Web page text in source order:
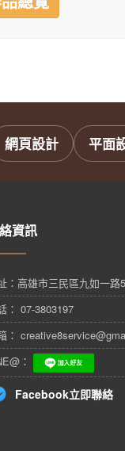
網頁設計 平面
資訊
： 高雄市三民區九如一路
： 07-3803197
：
：
Facebook立即聯絡